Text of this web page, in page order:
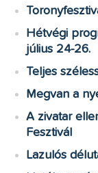
Hétvégi
július 24-26.
Teljes
Megvan a
A zivatar
Fesztivál
Lazulós